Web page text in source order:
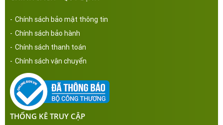
- Chính sách bảo mật thông tin
- Chính sách bảo hành
- Chính sách thanh toán
- Chính sách vận chuyển
THỐNG KÊ TRUY CẬP